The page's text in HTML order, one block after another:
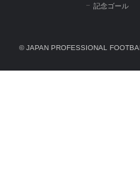
記念ゴール
© JAPAN PROFESSIONAL